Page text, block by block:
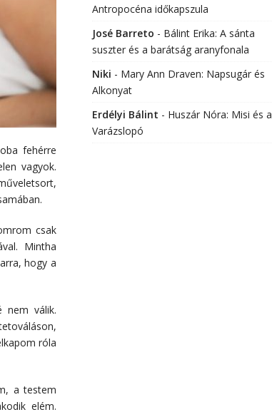
fehérre
vagyok.
csak
Mintha
hogy a
nem válik.
róla
a testem
elém.
Antropocéna időkapszula
José Barreto - Bálint Erika: A sánta
suszter és a barátság aranyfonala
Niki - Mary Ann Draven: Napsugár és
Alkonyat
Erdélyi Bálint - Huszár Nóra: Misi és a
Varázslopó